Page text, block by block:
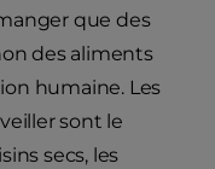
que des
des aliments
humaine. Les
sont le
secs, les